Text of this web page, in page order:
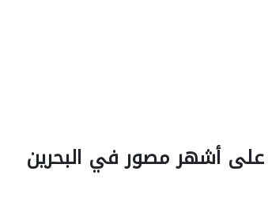
أشهر مصور في البحرين